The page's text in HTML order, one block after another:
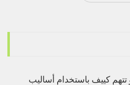
كييف باستخدام أساليب